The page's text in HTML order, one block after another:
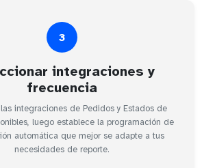
3
integraciones y
frecuencia
integraciones de Pedidos y Estados de
luego establece la programación de
automática que mejor se adapte a tus
necesidades de reporte.